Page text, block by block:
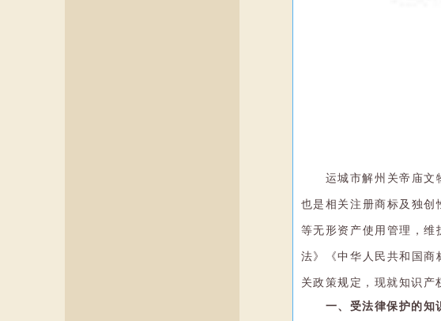
运城市解州关帝庙文
也是相关注册商标及独创
等无形资产使用管理，维
法》《中华人民共和国商
关政策规定，现就知识产
一、受法律保护的知